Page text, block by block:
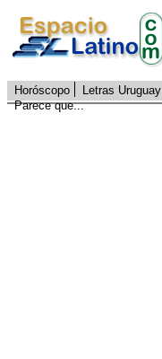
Horóscopo Letras Uruguay
Parece que...